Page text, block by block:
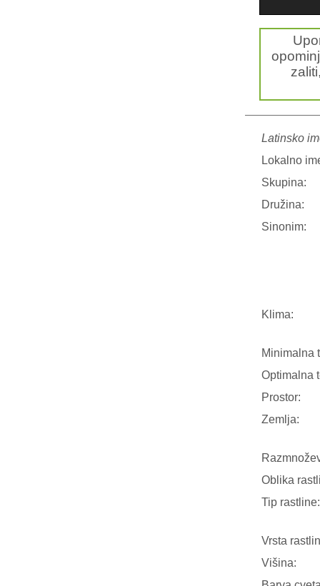
Latinsko
Lokalno
Skupina:
Družina:
Sinonim:
Klima:
Minimalna
Optimalna
Prostor:
Zemlja:
Oblika
Tip rastline:
Vrsta
Višina: